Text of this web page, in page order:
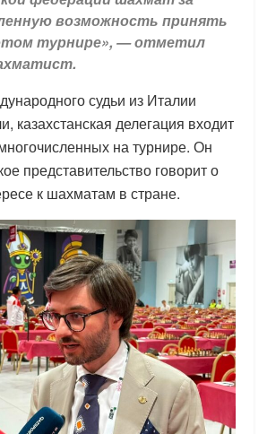
возможность принять
турнире», — отметил
судьи из Италии
казахстанская делегация входит
на турнире. Он
представительство говорит о
к шахматам в стране.